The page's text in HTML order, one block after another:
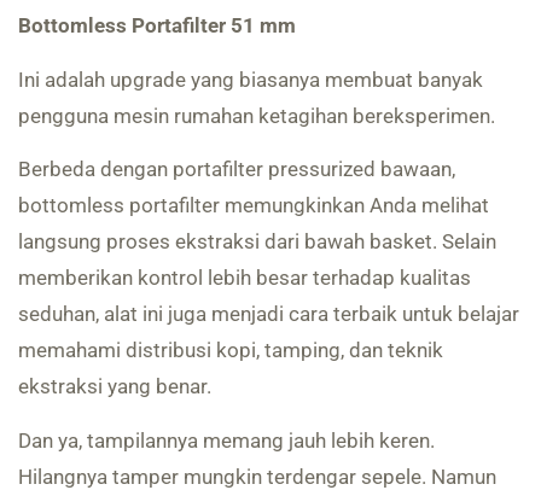
Bottomless Portafilter 51 mm
Ini adalah upgrade yang biasanya membuat banyak
pengguna mesin rumahan ketagihan bereksperimen.
Berbeda dengan portafilter pressurized bawaan,
bottomless portafilter memungkinkan Anda melihat
langsung proses ekstraksi dari bawah basket. Selain
memberikan kontrol lebih besar terhadap kualitas
seduhan, alat ini juga menjadi cara terbaik untuk belajar
memahami distribusi kopi, tamping, dan teknik
ekstraksi yang benar.
Dan ya, tampilannya memang jauh lebih keren.
Hilangnya tamper mungkin terdengar sepele. Namun